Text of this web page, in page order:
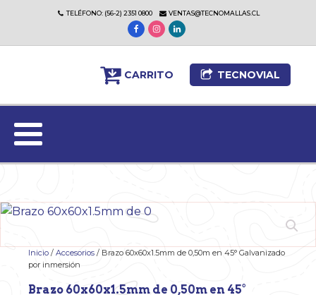
TELÉFONO: (56-2) 2351 0800 VENTAS@TECNOMALLAS.CL
CARRITO TECNOVIAL
Inicio / Accesorios / Brazo 60x60x1.5mm de 0,50m en 45° Galvanizado
por inmersión
Brazo 60x60x1.5mm de 0,50m en 45°